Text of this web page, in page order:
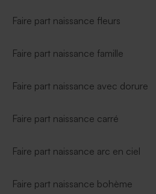
Faire part naissance fleurs
Faire part naissance famille
Faire part naissance avec dorure
Faire part naissance carré
Faire part naissance arc en ciel
Faire part naissance bohème